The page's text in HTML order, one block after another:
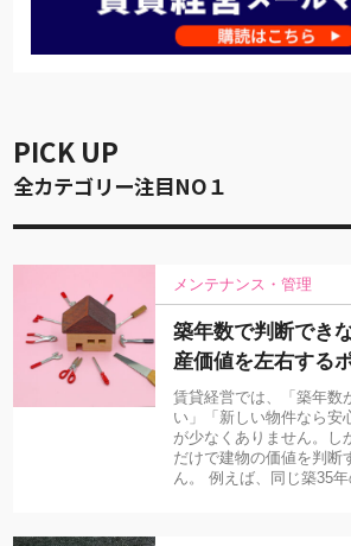
PICK UP
全カテゴリー注目NO１
メンテナンス・管理
築年数で判断でき
産価値を左右する
賃貸経営では、「築年数
い」「新しい物件なら安
が少なくありません。し
だけで建物の価値を判断
ん。 例えば、同じ築35